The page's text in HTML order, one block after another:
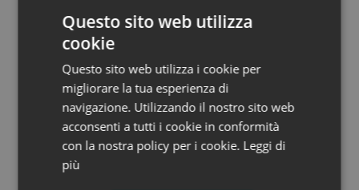
Tumori del Polmone & Testa Collo
Tumori gastrointestinali
Ulcera & Reflusso
Vaccini
è stata capace, grazie all’insegnamento morale della
sua storica rete di volontariato, di risollevarsi,
aiutandosi gli uni con gli altri, la firma di questa lettera
d’intenti, che valorizza il ruolo del Terzo settore e del
Volontariato all’interno delle Case di Comunità, ha un
grande valore simbolico”.
11 Aprile 2022
Questo sito web utilizza
cookie
Questo sito web utilizza i cookie per
migliorare la tua esperienza di
navigazione. Utilizzando il nostro sito web
acconsenti a tutti i cookie in conformità
con la nostra policy per i cookie. Leggi di
più